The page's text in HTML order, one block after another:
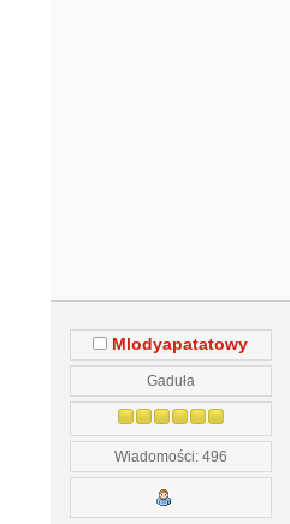
Mlodyapatatowy
Gaduła
Wiadomości: 496